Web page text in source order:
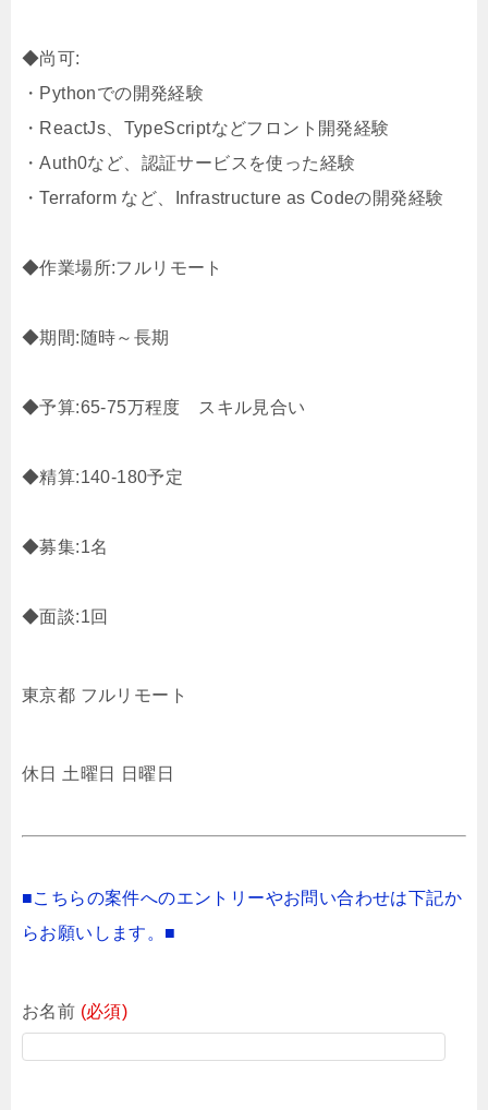
◆尚可:
・Pythonでの開発経験
・ReactJs、TypeScriptなどフロント開発経験
・Auth0など、認証サービスを使った経験
・Terraform など、Infrastructure as Codeの開発経験
◆作業場所:フルリモート
◆期間:随時～長期
◆予算:65-75万程度 スキル見合い
◆精算:140-180予定
◆募集:1名
◆面談:1回
東京都 フルリモート
休日 土曜日 日曜日
■こちらの案件へのエントリーやお問い合わせは下記か
らお願いします。■
お名前 (必須)